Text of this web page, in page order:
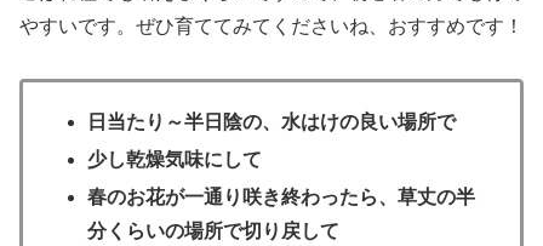
やすいです。ぜひ育ててみてくださいね、おすすめです！
日当たり～半日陰の、水はけの良い場所で
少し乾燥気味にして
春のお花が一通り咲き終わったら、草丈の半
分くらいの場所で切り戻して